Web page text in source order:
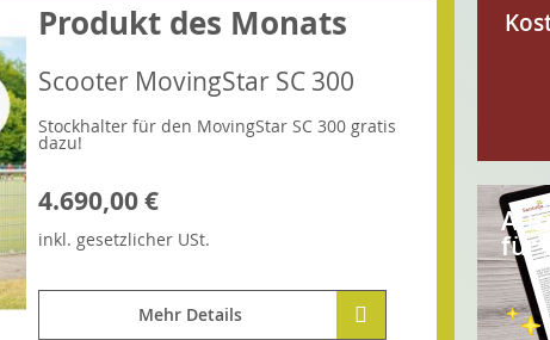
Produkt des Monats
Scooter MovingStar SC 300
Stockhalter für den MovingStar SC 300 gratis
dazu!
4.690,00 €
inkl. gesetzlicherUSt.
Mehr Details
für